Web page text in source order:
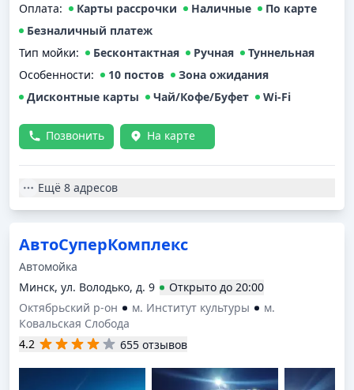
задранные, но внятного прайса нехватает. В общем -
рекомендую.
Оплата: Карты рассрочки Наличные
По карте
Безналичный платеж
Тип мойки: Бесконтактная Ручная
Туннельная
Особенности:
10 постов
Зона ожидания
Дисконтные карты
Чай/Кофе/Буфет Wi-Fi
Позвонить На карте
Ещё 8 адресов
АвтоСуперКомплекс
Автомойка
Минск, ул. Володько, д. 9
Открыто до 20:00
Октябрьский р-он
м. Институт культуры
м.
Ковальская Слобода
4.2
655 отзывов